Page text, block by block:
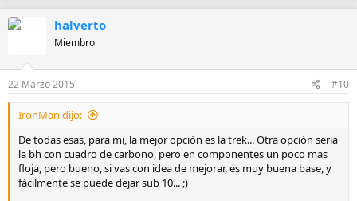
halverto
Miembro
22 Marzo 2015 #10
IronMan dijo:
De todas esas, para mi, la mejor opción es la trek... Otra opción seria
la bh con cuadro de carbono, pero en componentes un poco mas
floja, pero bueno, si vas con idea de mejorar, es muy buena base, y
fácilmente se puede dejar sub 10... ;)